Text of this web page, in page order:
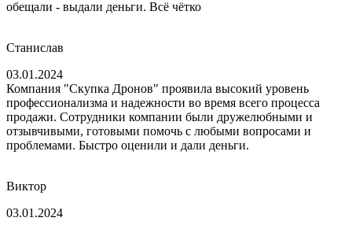
обещали - выдали деньги. Всё чётко
Станислав
03.01.2024
Компания "Скупка Дронов" проявила высокий уровень
профессионализма и надежности во время всего процесса
продажи. Сотрудники компании были дружелюбными и
отзывчивыми, готовыми помочь с любыми вопросами и
проблемами. Быстро оценили и дали деньги.
Виктор
03.01.2024